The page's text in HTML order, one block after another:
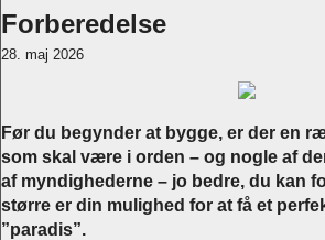
Forberedelse
28. maj 2026
Før du begynder at bygge, er der en
som skal være i orden – og nogle af
af myndighederne – jo bedre, du kan
større er din mulighed for at få et
”paradis”.